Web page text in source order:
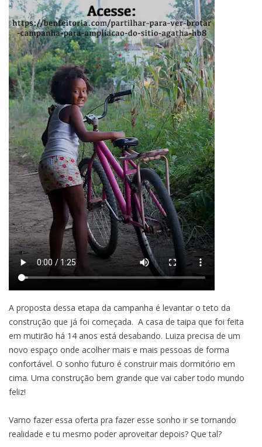
A proposta dessa etapa da campanha é levantar o teto da
construção que já foi começada. A casa de taipa que foi feita
em mutirão há 14 anos está desabando. Luiza precisa de um
novo espaço onde acolher mais e mais pessoas de forma
confortável. O sonho futuro é construir mais dormitório em
cima. Uma construção bem grande que vai caber todo mundo
feliz!
Vamo fazer essa oferta pra fazer esse sonho ir se tornando
realidade e tu mesmo poder aproveitar depois? Que tal?